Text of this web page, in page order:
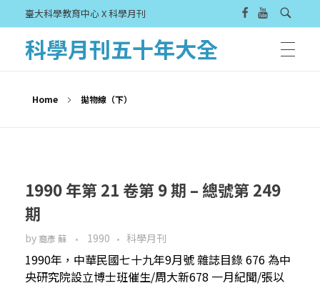
臺大科學教育中心 X 科學月刊
科學月刊五十年大全
Home 拋物線（下）
1990 年第 21 卷第 9 期 – 總號第 249
期
by 裔彥 蘇 1990 科學月刊
1990年，中華民國七十九年9月號 雜誌目錄 676 為中
央研究院設立博士班催生/周大新678 一月紀聞/張以